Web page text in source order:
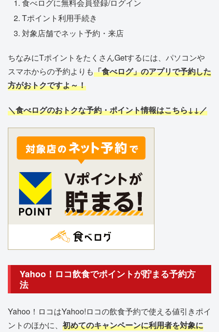
食べログに無料会員登録/ログイン
Tポイント利用手続き
対象店舗でネット予約・来店
ちなみにTポイントをたくさんGetするには、パソコンや
スマホからの予約よりも「食べログ」のアプリで予約した
方がおトクですよ～！
＼食べログのおトクな予約・ポイント情報はこちら↓↓／
Yahoo！ロコ飲食でポイントが貯まる予約方
法
Yahoo！ロコはYahoo!ロコの飲食予約で使える値引きポイ
ントのほかに、 初めてのキャンペーンに利用者を対象に